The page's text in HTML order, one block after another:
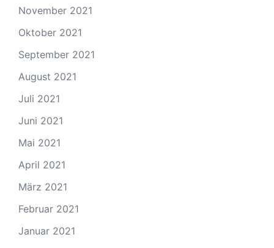
November 2021
Oktober 2021
September 2021
August 2021
Juli 2021
Juni 2021
Mai 2021
April 2021
März 2021
Februar 2021
Januar 2021